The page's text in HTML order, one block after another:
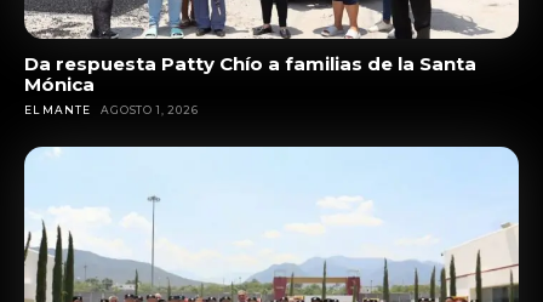
Da respuesta Patty Chío a familias de la Santa
Mónica
EL MANTE AGOSTO 1, 2026